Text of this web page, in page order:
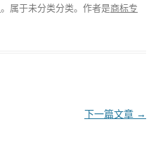
。属于未分类分类。 作者是商标专
下一篇文章 →